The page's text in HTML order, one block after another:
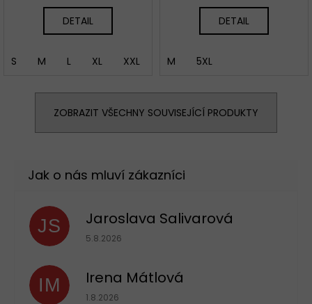
DETAIL
S M L XL XXL 4XL
DETAIL
M 5XL
ZOBRAZIT VŠECHNY SOUVISEJÍCÍ PRODUKTY
JS Jaroslava Salivarová
Hodnocení obchodu je 5 z 5 hvězdiček.
5.8.2026
IM Irena Mátlová
Hodnocení obchodu je 5 z 5 hvězdiček.
1.8.2026